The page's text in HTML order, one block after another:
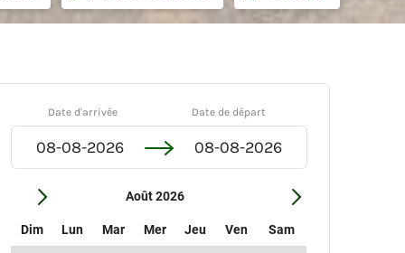
Date d'arrivée Date de départ
Août 2026
Dim Lun Mar Mer Jeu Ven Sam